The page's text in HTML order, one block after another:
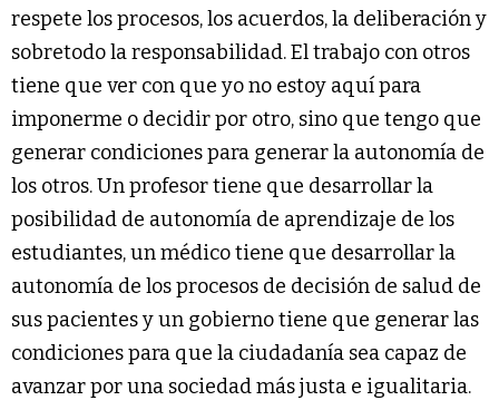
respete los procesos, los acuerdos, la deliberación y
sobretodo la responsabilidad. El trabajo con otros
tiene que ver con que yo no estoy aquí para
imponerme o decidir por otro, sino que tengo que
generar condiciones para generar la autonomía de
los otros. Un profesor tiene que desarrollar la
posibilidad de autonomía de aprendizaje de los
estudiantes, un médico tiene que desarrollar la
autonomía de los procesos de decisión de salud de
sus pacientes y un gobierno tiene que generar las
condiciones para que la ciudadanía sea capaz de
avanzar por una sociedad más justa e igualitaria.